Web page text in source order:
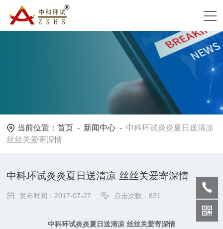
当前位置：首页 - 新闻中心 - 中科环试炎炎夏日送清凉
丝丝关爱寄深情
中科环试炎炎夏日送清凉 丝丝关爱寄深情
发布时间：2017-07-27 点击次数：831
中科环试炎炎夏日送清凉 丝丝关爱寄深情